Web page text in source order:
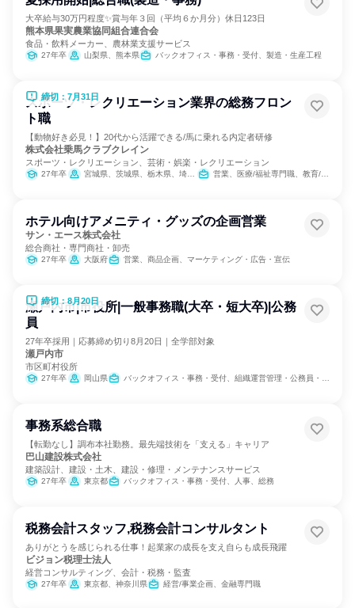
大卒給与30万円程度✨賞与年３回（平均６か月分）休日123日
熊本県果実農業協同組合連合会
食品・飲料メーカー、農林業支援サービス
27年卒 山梨県、熊本県 バックオフィス・事務・受付、製造・生産工程
締切：7月31日
スポーツ・レクリエーション業界の総務フロン
ト職
【動物好き必見！】20代から活躍できる/馬に乗れる内定者研修
株式会社乗馬クラブクレイン
スポーツ・レクリエーション、芸術・娯楽・レクリエーション
27年卒 宮城県、茨城県、栃木県、埼玉県、千葉県、東京都、神奈川県、石川県、岐阜県、三重県、大阪府、兵庫県、奈良県、岡山県、広島県、山口県、福岡県、大分県 営業、医療/福祉専門職、教育/保育専門職、小売販売/流通、バックオフィス・事務・受付、総務
ホテル向けアメニティ・グッズの企画営業
サン・エース株式会社
総合商社・専門商社・卸売
27年卒 大阪府 営業、商品企画、マーケティング・広告・宣伝
締切：8月20日
瀬戸内市|市役所|一般事務職(大卒・短大卒)|公務
員
27年卒採用｜応募締め切り8月20日｜全学部対象
瀬戸内市
市区町村役所
27年卒 岡山県 バックオフィス・事務・受付、組織運営管理・公務員・事務系職種
事務系総合職
【転勤なし】調布本社勤務。最先端技術を「支える」キャリア
巴山建設株式会社
建築設計、建設・土木、建設・修理・メンテナンスサービス
27年卒 東京都 バックオフィス・事務・受付、人事、総務
税務会計スタッフ,税務会計コンサルタント
ありがとうを感じられる仕事！起業家の成長を支え自らも成長飛躍
ビジョン税理士法人
経営コンサルティング、会計・税務・監査
27年卒 東京都、神奈川県 経営/事業企画、金融専門職